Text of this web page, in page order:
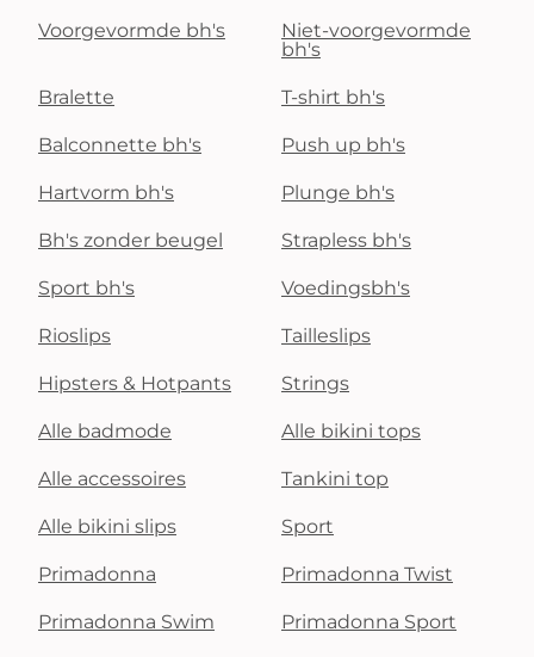
Voorgevormde bh's
Niet-voorgevormde
bh's
Bralette T-shirt bh's
Balconnette bh's Push up bh's
Hartvorm bh's Plunge bh's
Bh's zonder beugel Strapless bh's
Sport bh's Voedingsbh's
Rioslips Tailleslips
Hipsters & Hotpants Strings
Alle badmode Alle bikini tops
Alle accessoires Tankini top
Alle bikini slips Sport
Primadonna Primadonna Twist
Primadonna Swim Primadonna Sport